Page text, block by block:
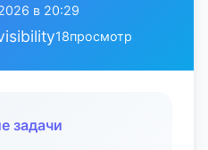
в 20:29
18просмотр
задачи